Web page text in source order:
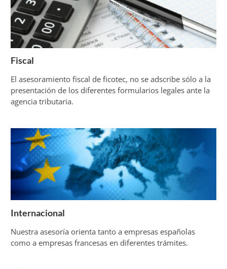
Fiscal
El asesoramiento fiscal de ficotec, no se adscribe sólo a la
presentación de los diferentes formularios legales ante la
agencia tributaria.
Internacional
Nuestra asesoría orienta tanto a empresas españolas
como a empresas francesas en diferentes trámites.